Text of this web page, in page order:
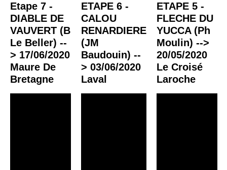
Etape 7 -
DIABLE DE
VAUVERT (B
Le Beller) --
> 17/06/2020
Maure De
Bretagne
ETAPE 6 -
CALOU
RENARDIERE
(JM
Baudouin) --
> 03/06/2020
Laval
ETAPE 5 -
FLECHE DU
YUCCA (Ph
Moulin) -->
20/05/2020
Le Croisé
Laroche